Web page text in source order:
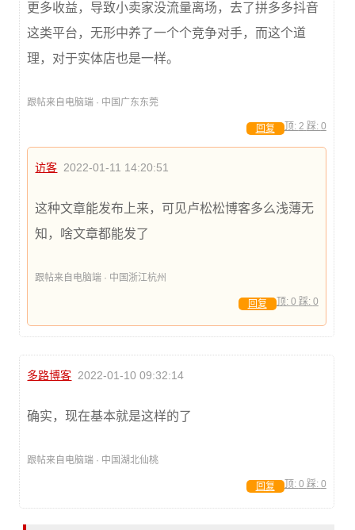
更多收益，导致小卖家没流量离场，去了拼多多抖音
这类平台，无形中养了一个个竞争对手，而这个道
理，对于实体店也是一样。
跟帖来自电脑端 · 中国广东东莞
顶: 2 踩: 0
回复
访客 2022-01-11 14:20:51
这种文章能发布上来，可见卢松松博客多么浅薄无
知，啥文章都能发了
跟帖来自电脑端 · 中国浙江杭州
顶: 0 踩: 0
回复
多路博客 2022-01-10 09:32:14
确实，现在基本就是这样的了
跟帖来自电脑端 · 中国湖北仙桃
顶: 0 踩: 0
回复